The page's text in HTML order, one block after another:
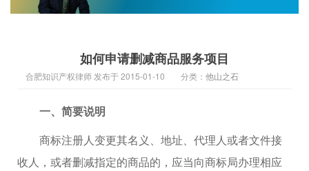
如何申请删减商品服务项目
合肥知识产权律师 发布于 2015-01-10 分类： 他山之石
一、简要说明
商标注册人变更其名义、地址、代理人或者文件接
收人，或者删减指定的商品的，应当向商标局办理相应